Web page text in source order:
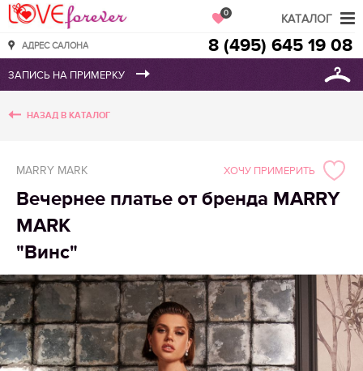
Love Forever
АДРЕС САЛОНА
0
8 (495) 645 19 08
НАЗАД В КАТАЛОГ
MARRY MARK
Вечернее платье от бренда MARRY
MARK
"Винс"
ХОЧУ ПРИМЕРИТЬ
КАТАЛОГ